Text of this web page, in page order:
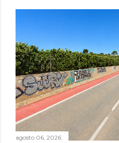
agosto 06, 2026